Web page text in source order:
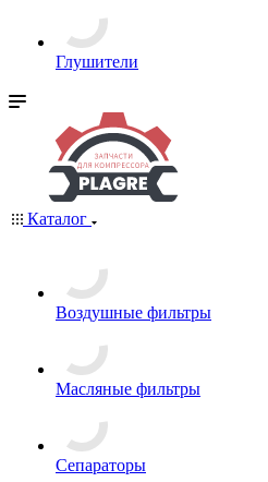
Глушители
Каталог
Воздушные фильтры
Масляные фильтры
Сепараторы